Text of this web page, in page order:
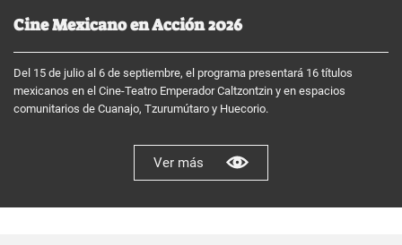
Cine Mexicano en Acción 2026
Del 15 de julio al 6 de septiembre, el programa presentará 16 títulos
mexicanos en el Cine-Teatro Emperador Caltzontzin y en espacios
comunitarios de Cuanajo, Tzurumútaro y Huecorio.
Ver más